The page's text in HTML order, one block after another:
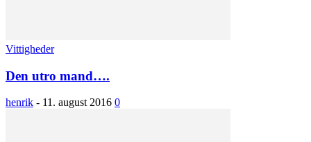
Vittigheder
Den utro mand….
henrik - 11. august 2016 0